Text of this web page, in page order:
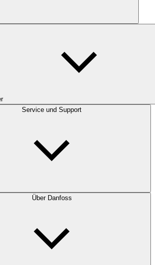
Service und Support
Über Danfoss